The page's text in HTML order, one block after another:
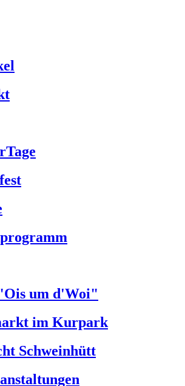
um d'Woi"
im Kurpark
Schweinhütt